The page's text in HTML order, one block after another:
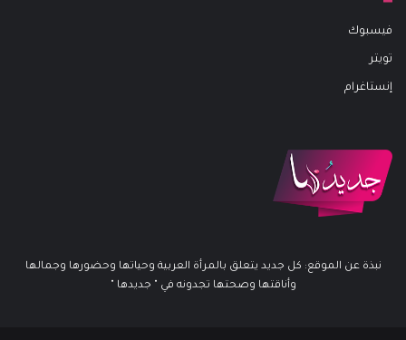
فيسبوك
تويتر
إنستاغرام
نبذة عن الموقع: كل جديد يتعلق بالمرأة العربية وحياتها وحضورها وجمالها
وأناقتها وصحتها تجدونه في " جديدها "